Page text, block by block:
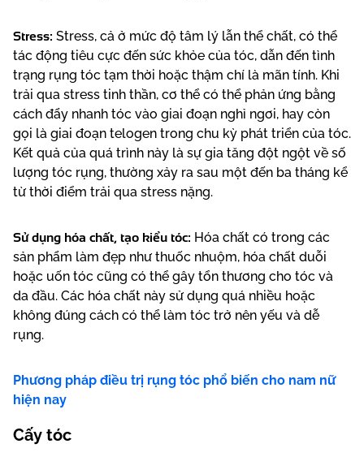
Stress: Stress, cả ở mức độ tâm lý lẫn thể chất, có thể
tác động tiêu cực đến sức khỏe của tóc, dẫn đến tình
trạng rụng tóc tạm thời hoặc thậm chí là mãn tính. Khi
trải qua stress tinh thần, cơ thể có thể phản ứng bằng
cách đẩy nhanh tóc vào giai đoạn nghỉ ngơi, hay còn
gọi là giai đoạn telogen trong chu kỳ phát triển của tóc.
Kết quả của quá trình này là sự gia tăng đột ngột về số
lượng tóc rụng, thường xảy ra sau một đến ba tháng kể
từ thời điểm trải qua stress nặng.
Sử dụng hóa chất, tạo kiểu tóc: Hóa chất có trong các
sản phẩm làm đẹp như thuốc nhuộm, hóa chất duỗi
hoặc uốn tóc cũng có thể gây tổn thương cho tóc và
da đầu. Các hóa chất này sử dụng quá nhiều hoặc
không đúng cách có thể làm tóc trở nên yếu và dễ
rụng.
Phương pháp điều trị rụng tóc phổ biến cho nam nữ
hiện nay
Cấy tóc